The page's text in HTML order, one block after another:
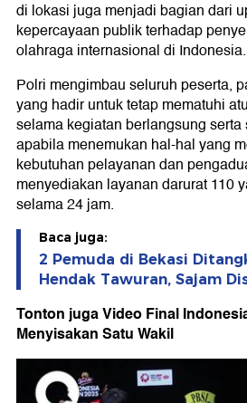
di lokasi juga menjadi bagian dari
kepercayaan publik terhadap
olahraga internasional di Indonesia.
Polri mengimbau seluruh peserta,
yang hadir untuk tetap mematuhi
selama kegiatan berlangsung
apabila menemukan hal-hal yang
kebutuhan pelayanan dan
menyediakan layanan darurat 110
selama 24 jam.
Baca juga:
2 Pemuda di Bekasi
Hendak Tawuran, Sajam
Tonton juga Video Final
Menyisakan Satu Wakil